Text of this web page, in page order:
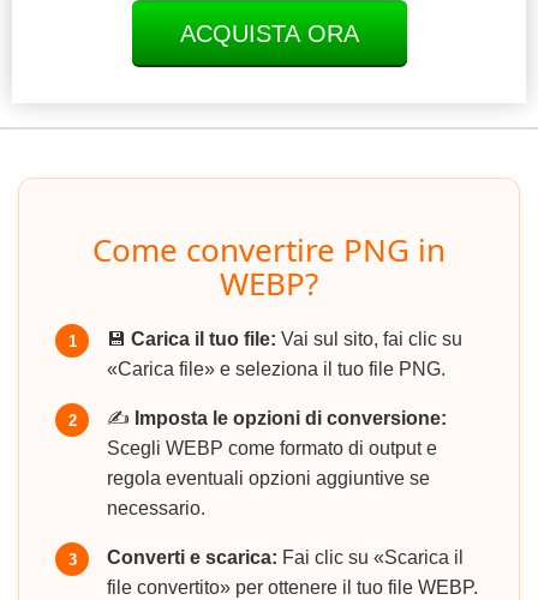
ACQUISTA ORA
Come convertire PNG in
WEBP?
1 💾 Carica il tuo file: Vai sul sito, fai clic su
«Carica file» e seleziona il tuo file PNG.
2 ✍️ Imposta le opzioni di conversione:
Scegli WEBP come formato di output e
regola eventuali opzioni aggiuntive se
necessario.
3 Converti e scarica: Fai clic su «Scarica il
file convertito» per ottenere il tuo file WEBP.